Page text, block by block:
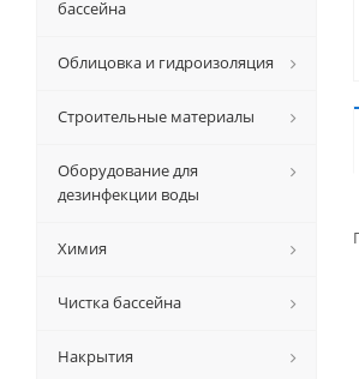
бассейна
Облицовка и гидроизоляция
Строительные материалы
Оборудование для
дезинфекции воды
Химия
Чистка бассейна
Накрытия